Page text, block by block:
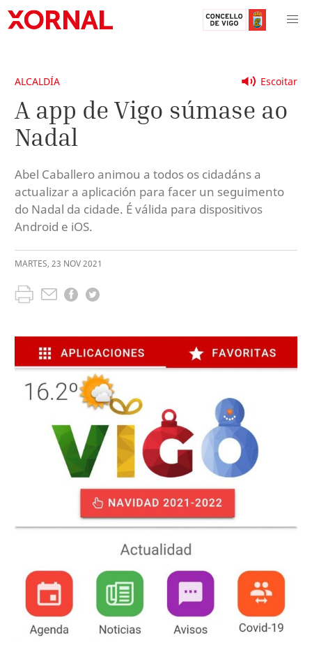
Escoitar
ALCALDÍA
A app de Vigo súmase ao
Nadal
Abel Caballero animou a todos os cidadáns a
actualizar a aplicación para facer un seguimento
do Nadal da cidade. É válida para dispositivos
Android e iOS.
MARTES, 23 NOV2021